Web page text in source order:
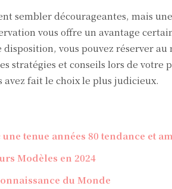
sembler décourageantes, mais
vous offre un avantage
vous pouvez réserver au
stratégies et conseils lors de votre
fait le choix le plus judicieux.
tenue années 80 tendance et
Modèles en 2024
du Monde